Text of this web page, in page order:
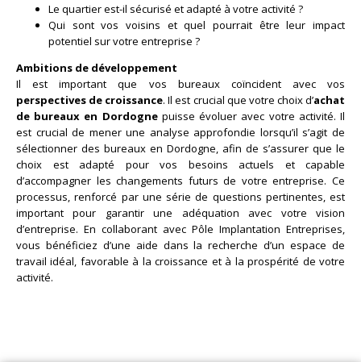
Le quartier est-il sécurisé et adapté à votre activité ?
Qui sont vos voisins et quel pourrait être leur impact
potentiel sur votre entreprise ?
Ambitions de développement
Il est important que vos bureaux coïncident avec vos
perspectives de croissance. Il est crucial que votre choix d’achat
de bureaux en Dordognepuisse évoluer avec votre activité. Il
est crucial de mener une analyse approfondie lorsqu’il s’agit de
sélectionner des bureaux en Dordogne, afin de s’assurer que le
choix est adapté pour vos besoins actuels et capable
d’accompagner les changements futurs de votre entreprise. Ce
processus, renforcé par une série de questions pertinentes, est
important pour garantir une adéquation avec votre vision
d’entreprise. En collaborant avec Pôle Implantation Entreprises,
vous bénéficiez d’une aide dans la recherche d’un espace de
travail idéal, favorable à la croissance et à la prospérité de votre
activité.